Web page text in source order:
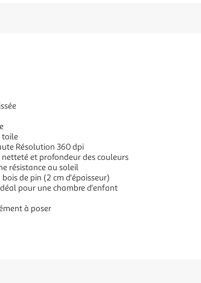
toile
Résolution 360 dpi
et profondeur des couleurs
résistance au soleil
de pin (2 cm d'épaisseur)
pour une chambre d'enfant
à poser